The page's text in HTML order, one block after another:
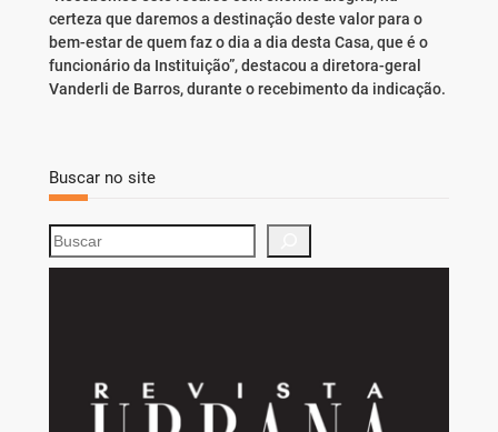
certeza que daremos a destinação deste valor para o
bem-estar de quem faz o dia a dia desta Casa, que é o
funcionário da Instituição”, destacou a diretora-geral
Vanderli de Barros, durante o recebimento da indicação.
Buscar no site
S
e